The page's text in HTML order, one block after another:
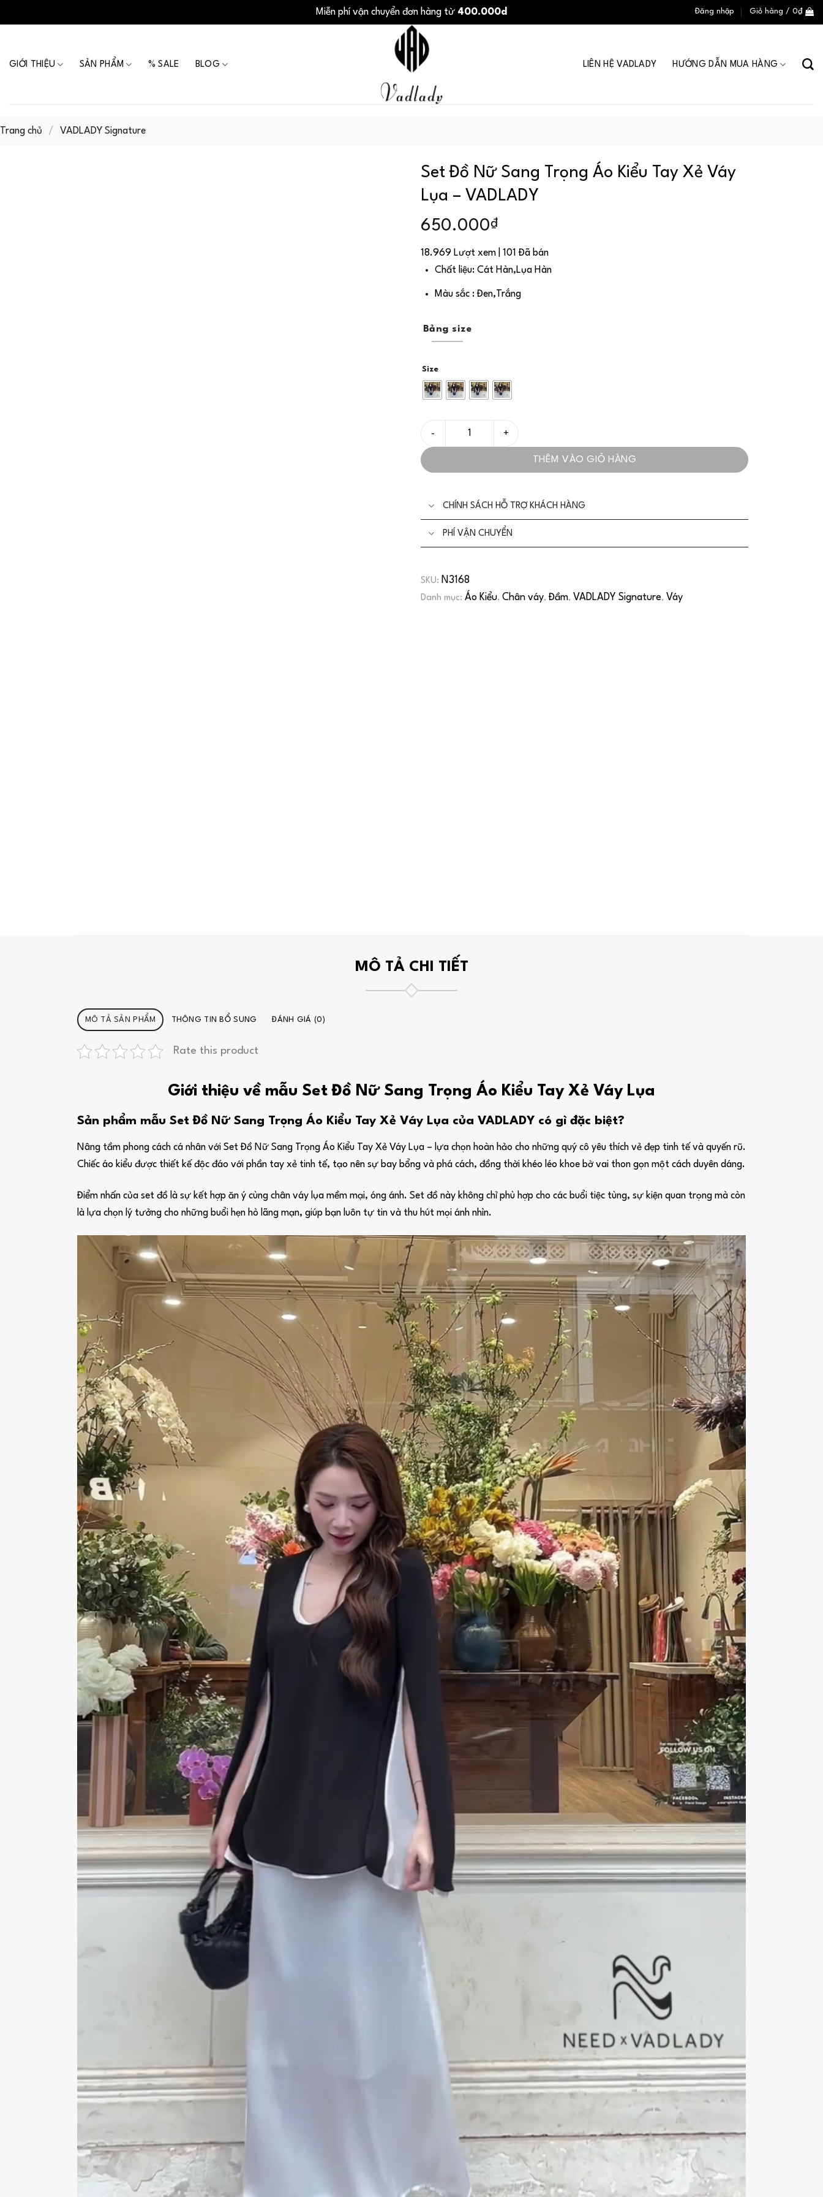
to
Miễn phí vận chuyển đơn hàng từ 400.000d Đăng nhập Giỏ hàng / 0₫
GIỚI THIỆU SẢN PHẨM % SALE BLOG LIÊN HỆ VADLADY HƯỚNG DẪN MUA HÀNG
Trang chủ / VADLADY Signature
Set Đồ Nữ Sang Trọng Áo Kiểu Tay Xẻ Váy
Lụa – VADLADY
650.000₫
18.969 Lượt xem | 101 Đã bán
Chất liệu: Cát Hàn,Lụa Hàn
Màu sắc : Đen,Trắng
Bảng size
Size
THÊM VÀO GIỎ HÀNG
CHÍNH SÁCH HỖ TRỢ KHÁCH HÀNG
PHÍ VẬN CHUYỂN
SKU: N3168
Danh mục: Áo Kiểu, Chân váy,Đầm, VADLADY Signature, Váy
MÔ TẢ CHI TIẾT
MÔ TẢ SẢN PHẨM THÔNG TIN BỔ SUNG ĐÁNH GIÁ (0)
Rate this product
Giới thiệu về mẫu Set Đồ Nữ Sang Trọng Áo Kiểu Tay Xẻ Váy Lụa
Sản phẩm mẫu Set Đồ Nữ Sang Trọng Áo Kiểu Tay Xẻ Váy Lụa của VADLADY có gì đặc biệt?
Nâng tầm phong cách cá nhân với Set Đồ Nữ Sang Trọng Áo Kiểu Tay Xẻ Váy Lụa – lựa chọn hoàn hảo cho những quý cô yêu thích vẻ đẹp tinh tế và quyến rũ.
Chiếc áo kiểu được thiết kế độc đáo với phần tay xẻ tinh tế, tạo nên sự bay bổng và phá cách, đồng thời khéo léo khoe bờ vai thon gọn một cách duyên dáng.
Điểm nhấn của set đồ là sự kết hợp ăn ý cùng chân váy lụa mềm mại, óng ánh. Set đồ này không chỉ phù hợp cho các buổi tiệc tùng, sự kiện quan trọng mà còn
là lựa chọn lý tưởng cho những buổi hẹn hò lãng mạn, giúp bạn luôn tự tin và thu hút mọi ánh nhìn.